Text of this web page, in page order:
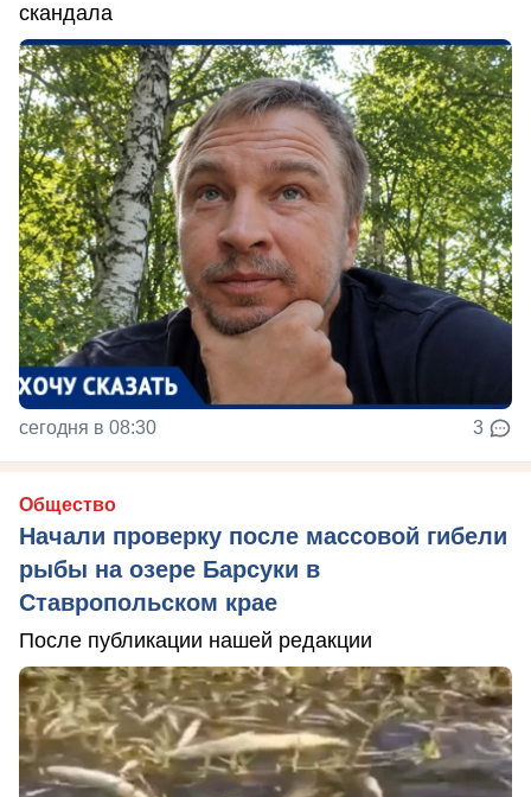
скандала
сегодня в 08:30 3
Общество
Начали проверку после массовой гибели
рыбы на озере Барсуки в
Ставропольском крае
После публикации нашей редакции